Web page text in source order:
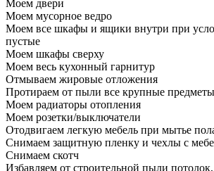
Моем двери
Моем мусорное ведро
Моем все шкафы и ящики внутри при
пустые
Моем шкафы сверху
Моем весь кухонный гарнитур
Отмываем жировые отложения
Протираем от пыли все крупные предметы
Моем радиаторы отопления
Моем розетки/выключатели
Отодвигаем легкую мебель при мытье
Снимаем защитную пленку и чехлы с
Снимаем скотч
Избавляем от строительной пыли